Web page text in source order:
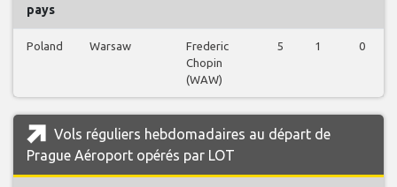
pays
Poland Warsaw
Frederic
Chopin
(WAW)
5 1 0
Vols réguliers hebdomadaires au départ de
Prague Aéroport opérés par LOT